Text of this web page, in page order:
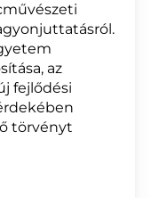
az
fejlődési
törvényt